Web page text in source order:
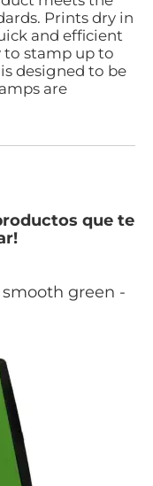
Prints dry in
and efficient
to stamp up to
designed to be
are
que te
green -